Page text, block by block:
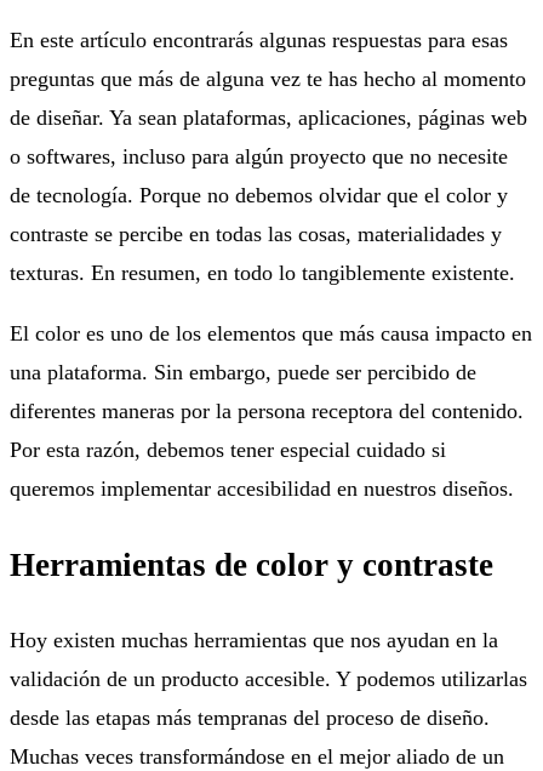
En este artículo encontrarás algunas respuestas para esas
preguntas que más de alguna vez te has hecho al momento
de diseñar. Ya sean plataformas, aplicaciones, páginas web
o softwares, incluso para algún proyecto que no necesite
de tecnología. Porque no debemos olvidar que el color y
contraste se percibe en todas las cosas, materialidades y
texturas. En resumen, en todo lo tangiblemente existente.
El color es uno de los elementos que más causa impacto en
una plataforma. Sin embargo, puede ser percibido de
diferentes maneras por la persona receptora del contenido.
Por esta razón, debemos tener especial cuidado si
queremos implementar accesibilidad en nuestros diseños.
Herramientas de color y contraste
Hoy existen muchas herramientas que nos ayudan en la
validación de un producto accesible. Y podemos utilizarlas
desde las etapas más tempranas del proceso de diseño.
Muchas veces transformándose en el mejor aliado de un